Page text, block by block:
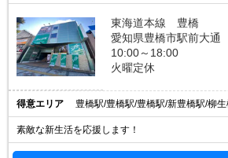
東海道本線 豊橋
愛知県豊橋市駅前大通
10:00～18:00
火曜定休
得意エリア 豊橋駅/豊橋駅/豊橋駅/新豊橋駅/柳生
素敵な新生活を応援します！